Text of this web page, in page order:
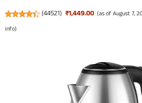
(44521) ₹1,449.00 (as of August 7,
info)